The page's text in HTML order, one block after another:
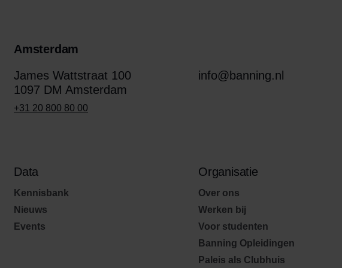
Amsterdam
James Wattstraat 100
1097 DM Amsterdam
+31 20 800 80 00
info@banning.nl
Data
Kennisbank
Nieuws
Events
Organisatie
Over ons
Werken bij
Voor studenten
Banning Opleidingen
Paleis als Clubhuis